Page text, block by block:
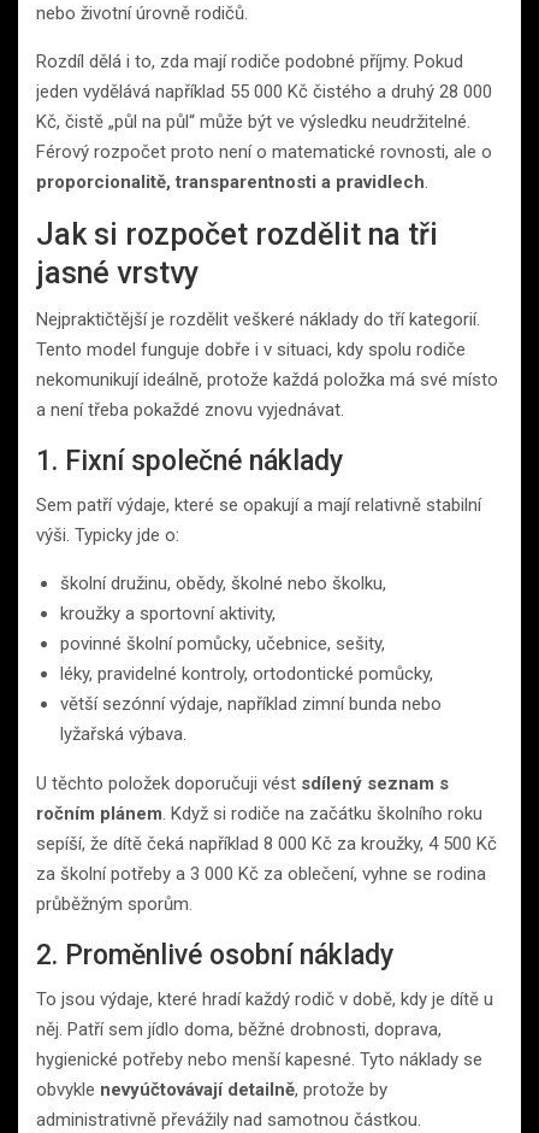
nebo životní úrovně rodičů.
Rozdíl dělá i to, zda mají rodiče podobné příjmy. Pokud
jeden vydělává například 55 000 Kč čistého a druhý 28 000
Kč, čistě „půl na půl“ může být ve výsledku neudržitelné.
Férový rozpočet proto není o matematické rovnosti, ale o
proporcionalitě, transparentnosti a pravidlech.
Jak si rozpočet rozdělit na tři
jasné vrstvy
Nejpraktičtější je rozdělit veškeré náklady do tří kategorií.
Tento model funguje dobře i v situaci, kdy spolu rodiče
nekomunikují ideálně, protože každá položka má své místo
a není třeba pokaždé znovu vyjednávat.
1. Fixní společné náklady
Sem patří výdaje, které se opakují a mají relativně stabilní
výši. Typicky jde o:
školní družinu, obědy, školné nebo školku,
kroužky a sportovní aktivity,
povinné školní pomůcky, učebnice, sešity,
léky, pravidelné kontroly, ortodontické pomůcky,
větší sezónní výdaje, například zimní bunda nebo
lyžařská výbava.
U těchto položek doporučuji vést sdílený seznam s
ročním plánem. Když si rodiče na začátku školního roku
sepíší, že dítě čeká například 8 000 Kč za kroužky, 4 500 Kč
za školní potřeby a 3 000 Kč za oblečení, vyhne se rodina
průběžným sporům.
2. Proměnlivé osobní náklady
To jsou výdaje, které hradí každý rodič v době, kdy je dítě u
něj. Patří sem jídlo doma, běžné drobnosti, doprava,
hygienické potřeby nebo menší kapesné. Tyto náklady se
obvykle nevyúčtovávají detailně, protože by
administrativně převážily nad samotnou částkou.